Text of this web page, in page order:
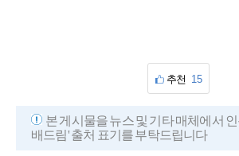
추천 15
본 게시물을 뉴스 및 기타 매체에서
배드림' 출처 표기를 부탁드립니다